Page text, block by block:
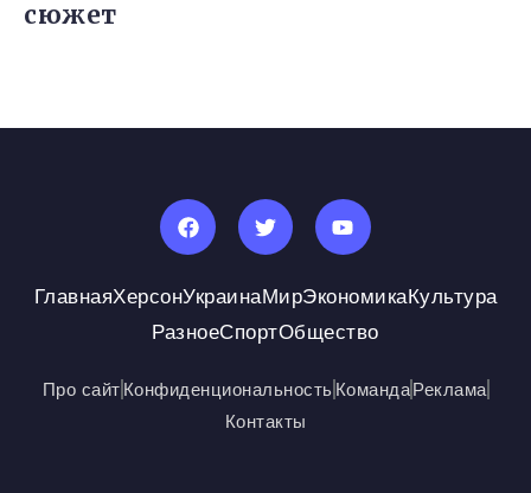
сюжет
ГлавнаяХерсонУкраинаМирЭкономикаКультура
РазноеСпортОбщество
Про сайтКонфиденциональностьКомандаРеклама
Контакты